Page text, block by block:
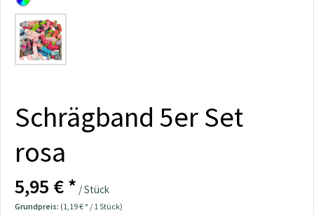
Schrägband 5er Set
rosa
5,95 € * / Stück
Grundpreis: (1,19 € * / 1 Stück)